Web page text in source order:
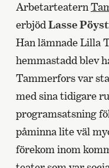
Arbetarteatern
erbjödLasse
Han lämnade Lilla
hemmastadd blev
Tammerfors var
med sina tidigare
programsatsning
påminna lite väl
förekom inom